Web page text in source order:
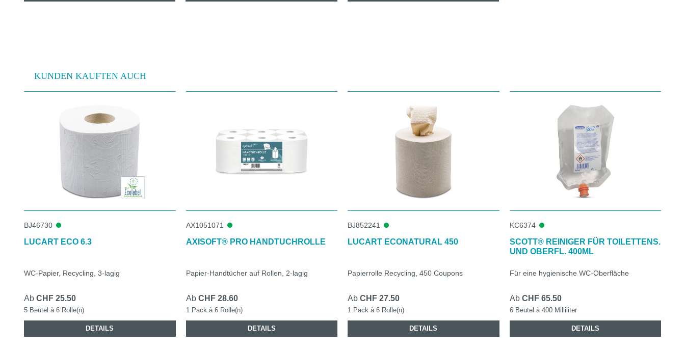
KUNDEN KAUFTEN AUCH
Produktgalerie überspringen
BJ46730
LUCART ECO 6.3
WC-Papier, Recycling, 3-lagig
Ab CHF 25.50
5 Beutel à 6 Rolle(n)
DETAILS
AX1051071
AXISOFT® PRO HANDTUCHROLLE
Papier-Handtücher auf Rollen, 2-lagig
Ab CHF 28.60
1 Pack à 6 Rolle(n)
DETAILS
BJ852241
LUCART ECONATURAL 450
Papierrolle Recycling, 450 Coupons
Ab CHF 27.50
1 Pack à 6 Rolle(n)
DETAILS
KC6374
SCOTT® REINIGER FÜR TOILETTENS.
UND OBERFL. 400ML
Für eine hygienische WC-Oberfläche
Ab CHF 65.50
6 Beutel à 400 Milliliter
DETAILS